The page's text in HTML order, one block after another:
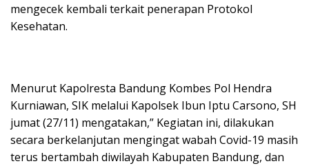
mengecek kembali terkait penerapan Protokol
Kesehatan.
Menurut Kapolresta Bandung Kombes Pol Hendra
Kurniawan, SIK melalui Kapolsek Ibun Iptu Carsono, SH
jumat (27/11) mengatakan,” Kegiatan ini, dilakukan
secara berkelanjutan mengingat wabah Covid-19 masih
terus bertambah diwilayah Kabupaten Bandung, dan